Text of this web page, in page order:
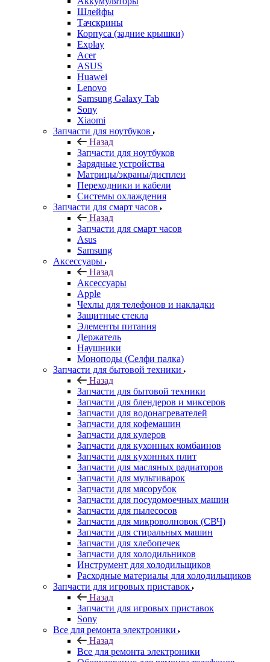
Шлейфы
Тачскрины
Корпуса (задние крышки)
Explay
Acer
ASUS
Huawei
Lenovo
Samsung Galaxy Tab
Sony
Xiaomi
Запчасти для ноутбуков
Назад
Запчасти для ноутбуков
Зарядные устройства
Матрицы/экраны/дисплеи
Переходники и кабели
Системы охлаждения
Запчасти для смарт часов
Назад
Запчасти для смарт часов
Asus
Samsung
Аксессуары
Назад
Аксессуары
Apple
Чехлы для телефонов и накладки
Защитные стекла
Элементы питания
Держатель
Наушники
Моноподы (Селфи палка)
Запчасти для бытовой техники
Назад
Запчасти для бытовой техники
Запчасти для блендеров и миксеров
Запчасти для водонагревателей
Запчасти для кофемашин
Запчасти для кулеров
Запчасти для кухонных комбаинов
Запчасти для кухонных плит
Запчасти для масляных радиаторов
Запчасти для мультиварок
Запчасти для мясорубок
Запчасти для посудомоечных машин
Запчасти для пылесосов
Запчасти для микроволновок (СВЧ)
Запчасти для стиральных машин
Запчасти для хлебопечек
Запчасти для холодильников
Инструмент для холодильщиков
Расходные материалы для холодильщиков
Запчасти для игровых приставок
Назад
Запчасти для игровых приставок
Sony
Все для ремонта электроники
Назад
Все для ремонта электроники